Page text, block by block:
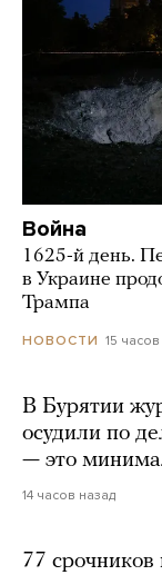
Война
1625-й день.
в Украине
Трампа
НОВОСТИ 15
В Бурятии
осудили по
— это
14 часов назад
77 срочников